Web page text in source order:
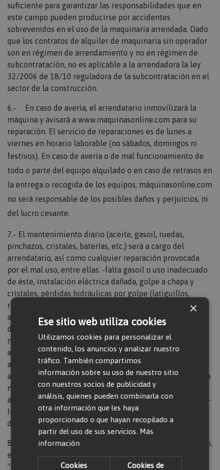
suficiente para garantizar las responsabilidades que en
este campo pueden producirse por accidentes
sobrevenidos en el uso de la maquinaria arrendada. Dado
que los contratos de alquiler de maquinaria sin operador
son en régimen de arrendamiento y no en régimen de
subcontratación, no es aplicable a la arrendadora la ley
32/2006 de 18/10 reguladora de la subcontratación en el
sector de la construcción.
6.- En caso de avería, el arrendatario inmovilizará la
máquina y avisará a www.maquinasonline.com para su
reparación. El servicio de reparaciones es de lunes a
viernes en horario laborable (no sábados, domingos ni
festivos). En caso de avería o de mal funcionamiento de
todo o parte del equipo alquilado o en caso de retrasos en
la entrega o recogida de los equipos, máquinasonline.com
no será responsable de los posibles daños y perjuicios, ni
del lucro cesante.
7.- El mantenimiento diario (aceite, gasoil, ruedas,
pinchazos, cristales, baterías, etc.) será a cargo del
arrendatario, así como cualquier reparación provocada
por el mal uso, entre ellas: -falta gasoil o uso inadecuado
de éste, instalación eléctrica dañada, golpe a chapa y
cristales, pérdidas hidráulicas por golpe (latiguillos,
rotura de botella, etc.), luces (faros, rotativos, etc.),
accesorios (llaves rueda, arranque, etc.), golpes y
deformación en llantas, limpieza inadecuada de la
máquina (especialmente por materiales como hormigón,
asfalto o similares), etc. También correrá a cargo del
arrendatario todos los gastos ocasionados por el
abandono de la máquina, negligencia, dolo o mala fé. Si la
máquina arrendada es un grupo electrógeno, el
arrendatario deberá: - Efectuar puesta a tierra del grupo; -
Incorporar a la salida de corriente un disyuntor
diferencial de desconexión automática.
8.- En el caso de arrendamiento de grupos electrógenos,
en ningún caso la arrendadora tendrá la consideración de
"fabrica de electricidad" dado que el contrato con el
×
Ese sitio web utiliza cookies
Utilizamos cookies para personalizar el
contenido, los anuncios y analizar nuestro
tráfico. También compartimos
información sobre su uso de nuestro sitio
con nuestros socios de publicidad y
análisis, quienes pueden combinarla con
otra información que les haya
proporcionado o que hayan recopilado a
partir del uso de sus servicios. Más
información
Cookies
Cookies de